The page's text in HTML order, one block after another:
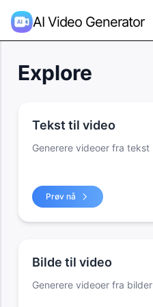
AI Video Generator
Explore
Tekst til video
Generere videoer fra tekst
Prøv nå
Bilde til video
Generere videoer fra bilder